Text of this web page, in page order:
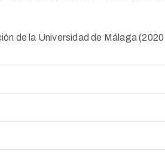
de la Universidad de Málaga